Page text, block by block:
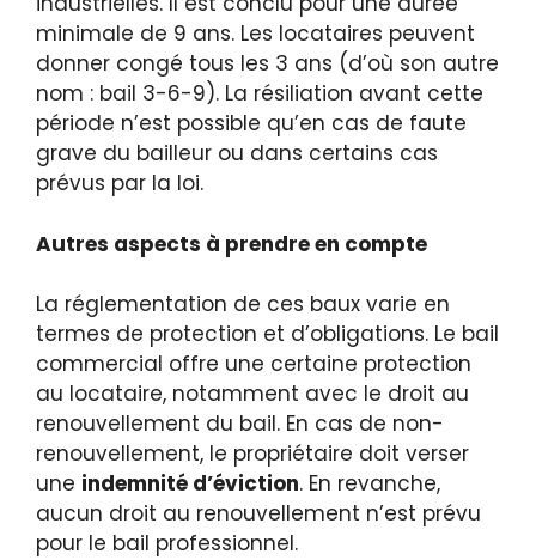
minimale de 9 ans. Les locataires peuvent
donner congé tous les 3 ans (d’où son autre
nom : bail 3-6-9). La résiliation avant cette
période n’est possible qu’en cas de faute
grave du bailleur ou dans certains cas
prévus par la loi.
Autres aspects à prendre en compte
La réglementation de ces baux varie en
termes de protection et d’obligations. Le bail
commercial offre une certaine protection
au locataire, notamment avec le droit au
renouvellement du bail. En cas de non-
renouvellement, le propriétaire doit verser
une indemnité d’éviction. En revanche,
aucun droit au renouvellement n’est prévu
pour le bail professionnel.